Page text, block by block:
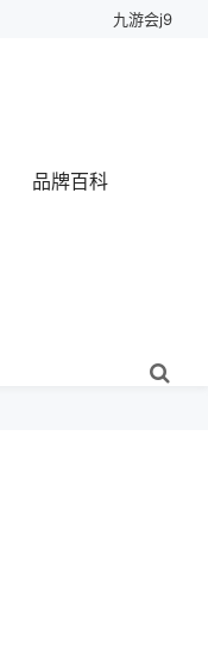
九游会j9
品牌百科